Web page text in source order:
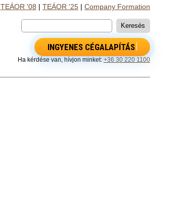
TEÁOR '08 TEÁOR '25| Company Formation
INGYENES CÉGALAPÍTÁS
Ha kérdése van, hívjon minket: +36 30 220 1100